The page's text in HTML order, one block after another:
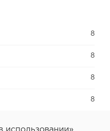
8
8
8
8